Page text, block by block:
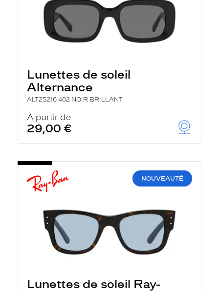
Lunettes de soleil
Alternance
ALT25216 402 NOIR BRILLANT
À partir de
29,00 €
NOUVEAUTÉ
Lunettes de soleil Ray-